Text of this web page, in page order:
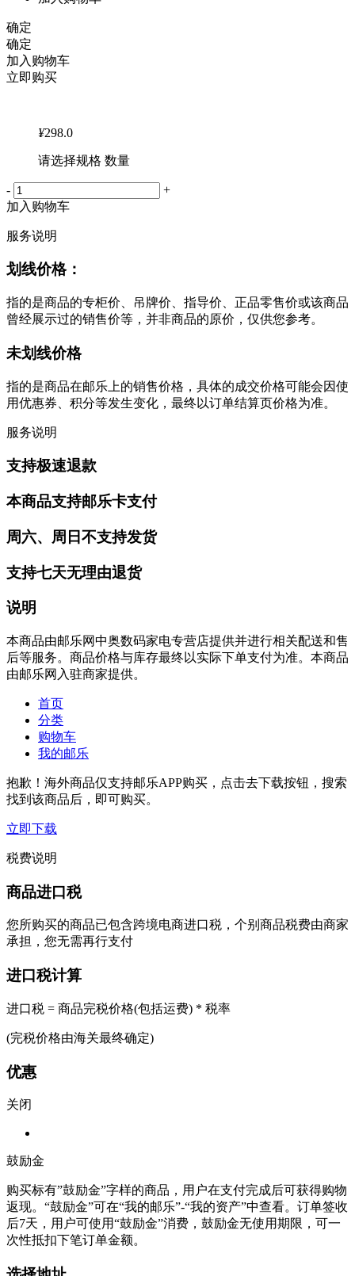
确定
确定
加入购物车
立即购买
¥298.0
请选择规格 数量
-
+
加入购物车
服务说明
划线价格：
指的是商品的专柜价、吊牌价、指导价、正品零售价或该商品
曾经展示过的销售价等，并非商品的原价，仅供您参考。
未划线价格
指的是商品在邮乐上的销售价格，具体的成交价格可能会因使
用优惠券、积分等发生变化，最终以订单结算页价格为准。
服务说明
支持极速退款
本商品支持邮乐卡支付
周六、周日不支持发货
支持七天无理由退货
说明
本商品由邮乐网中奥数码家电专营店提供并进行相关配送和售
后等服务。商品价格与库存最终以实际下单支付为准。本商品
由邮乐网入驻商家提供。
首页
分类
购物车
我的邮乐
抱歉！海外商品仅支持邮乐APP购买，点击去下载按钮，搜索
找到该商品后，即可购买。
立即下载
税费说明
商品进口税
您所购买的商品已包含跨境电商进口税，个别商品税费由商家
承担，您无需再行支付
进口税计算
进口税 = 商品完税价格(包括运费) * 税率
(完税价格由海关最终确定)
优惠
关闭
鼓励金
购买标有”鼓励金”字样的商品，用户在支付完成后可获得购物
返现。“鼓励金”可在“我的邮乐”-“我的资产”中查看。订单签收
后7天，用户可使用“鼓励金”消费，鼓励金无使用期限，可一
次性抵扣下笔订单金额。